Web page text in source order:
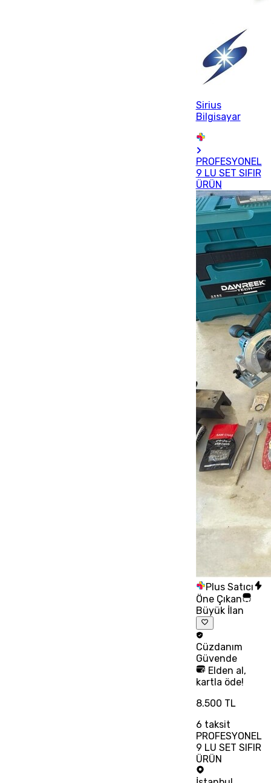
Sirius
Bilgisayar
PROFESYONEL
9 LU SET SIFIR
ÜRÜN
Plus Satıcı
Öne Çıkan
Büyük İlan
Cüzdanım
Güvende
Elden al,
kartla öde!
8.500 TL
6 taksit
PROFESYONEL
9 LU SET SIFIR
ÜRÜN